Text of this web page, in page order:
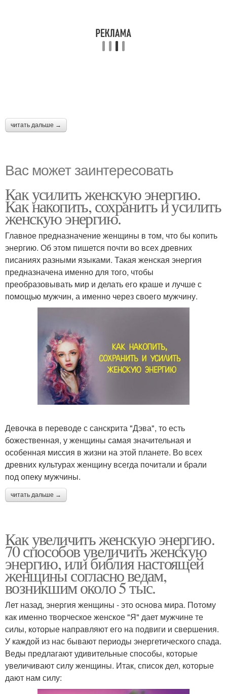
читать дальше →
Вас может заинтересовать
Как усилить женскую энергию.
Как накопить, сохранить и усилить
женскую энергию.
Главное предназначение женщины в том, что бы копить
энергию. Об этом пишется почти во всех древних
писаниях разными языками. Такая женская энергия
предназначена именно для того, чтобы
преобразовывать мир и делать его краше и лучше с
помощью мужчин, а именно через своего мужчину.
Девочка в переводе с санскрита "Дэва", то есть
божественная, у женщины самая значительная и
особенная миссия в жизни на этой планете. Во всех
древних культурах женщину всегда почитали и брали
под опеку мужчины.
читать дальше →
Как увеличить женскую энергию.
70 способов увеличить женскую
энергию, или библия настоящей
женщины согласно ведам,
возникшим около 5 тыс.
Лет назад, энергия женщины - это основа мира. Потому
как именно творческое женское "Я" дает мужчине те
силы, которые направляют его на подвиги и свершения.
У каждой из нас бывают периоды энергетического спада.
Веды предлагают удивительные способы, которые
увеличивают силу женщины. Итак, список дел, которые
дают нам силу: